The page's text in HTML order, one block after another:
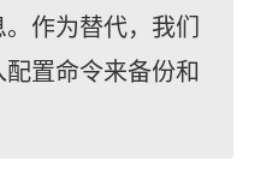
作为替代，我们
置命令来备份和